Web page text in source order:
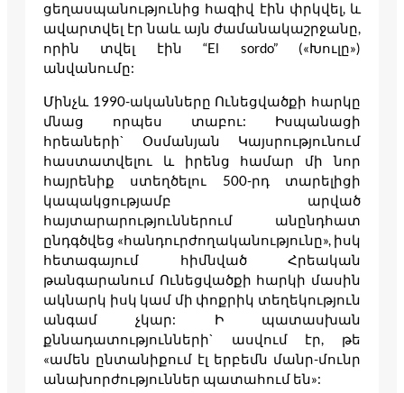
ցեղասպանությունից հազիվ էին փրկվել, և
ավարտվել էր նաև այն ժամանակաշրջանը,
որին տվել էին “El sordo” («Խուլը»)
անվանումը:
Մինչև 1990-ականները Ունեցվածքի հարկը
մնաց որպես տաբու: Իսպանացի
հրեաների` Օսմանյան Կայսրությունում
հաստատվելու և իրենց համար մի նոր
հայրենիք ստեղծելու 500-րդ տարելիցի
կապակցությամբ արված
հայտարարություններում անընդհատ
ընդգծվեց «հանդուրժողականությունը», իսկ
հետագայում հիմնված Հրեական
թանգարանում Ունեցվածքի հարկի մասին
ակնարկ իսկ կամ մի փոքրիկ տեղեկություն
անգամ չկար: Ի պատասխան
քննադատությունների` ասվում էր, թե
«ամեն ընտանիքում էլ երբեմն մանր-մունր
անախորժություններ պատահում են»: